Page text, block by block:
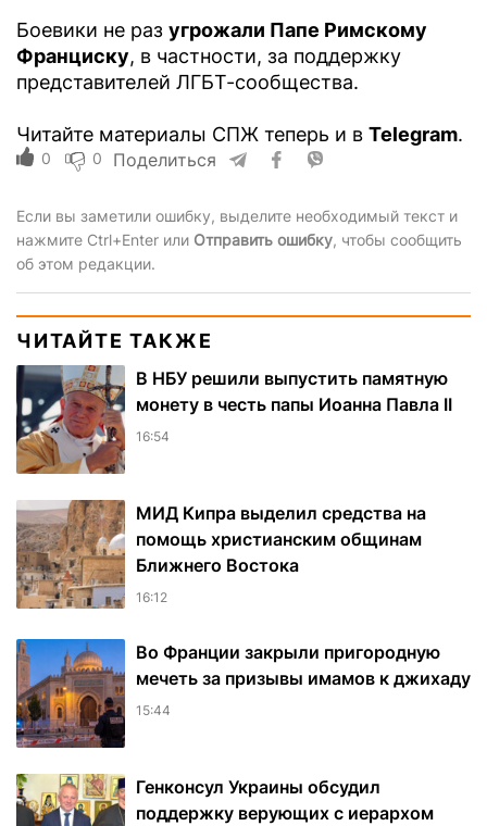
Боевики не раз угрожали Папе Римскому
Франциску, в частности, за поддержку
представителей ЛГБТ-сообщества.
Читайте материалы СПЖ теперь и в Telegram.
0 0 Поделиться
Если вы заметили ошибку, выделите необходимый текст и
нажмите Ctrl+Enter или Отправить ошибку, чтобы сообщить
об этом редакции.
ЧИТАЙТЕ ТАКЖЕ
В НБУ решили выпустить памятную
монету в честь папы Иоанна Павла II
16:54
МИД Кипра выделил средства на
помощь христианским общинам
Ближнего Востока
16:12
Во Франции закрыли пригородную
мечеть за призывы имамов к джихаду
15:44
Генконсул Украины обсудил
поддержку верующих с иерархом